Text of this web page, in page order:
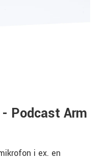
- Podcast Arm
i ex. en